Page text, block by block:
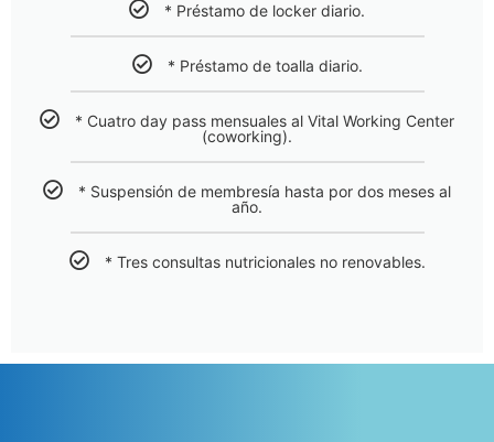
* Préstamo de locker diario.
* Préstamo de toalla diario.
* Cuatro day pass mensuales al Vital Working Center
(coworking).
* Suspensión de membresía hasta por dos meses al
año.
* Tres consultas nutricionales no renovables.